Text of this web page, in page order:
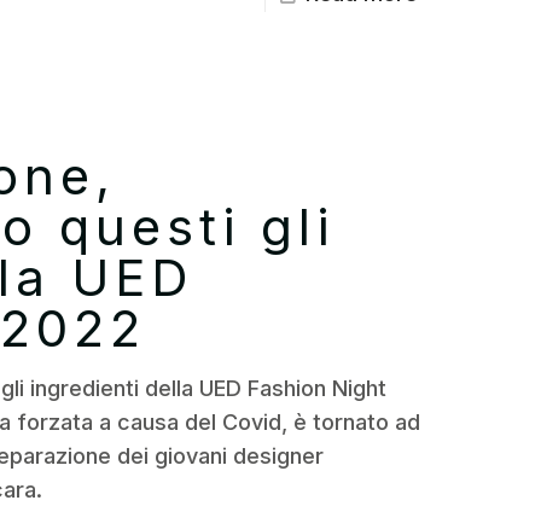
questi gli
UED
ingredienti della UED Fashion Night
forzata a causa del Covid, è tornato ad
dei giovani designer